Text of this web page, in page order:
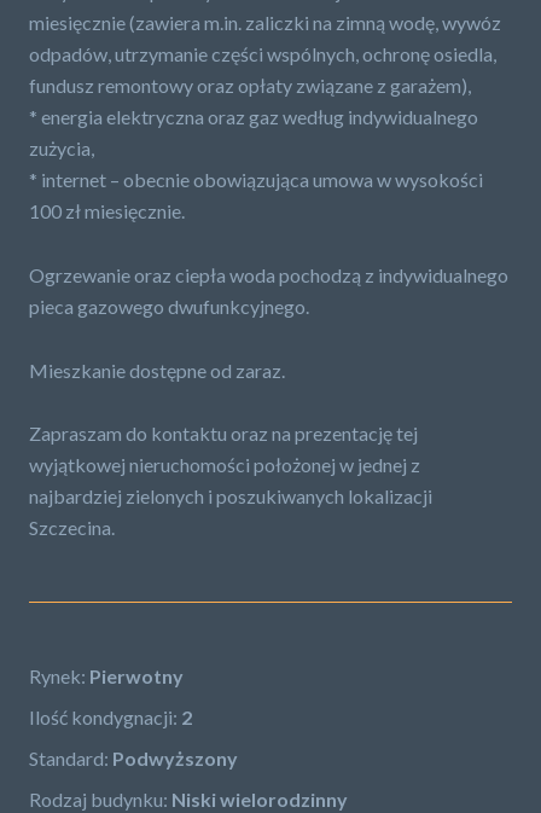
miesięcznie (zawiera m.in. zaliczki na zimną wodę, wywóz
odpadów, utrzymanie części wspólnych, ochronę osiedla,
fundusz remontowy oraz opłaty związane z garażem),
* energia elektryczna oraz gaz według indywidualnego
zużycia,
* internet – obecnie obowiązująca umowa w wysokości
100 zł miesięcznie.
Ogrzewanie oraz ciepła woda pochodzą z indywidualnego
pieca gazowego dwufunkcyjnego.
Mieszkanie dostępne od zaraz.
Zapraszam do kontaktu oraz na prezentację tej
wyjątkowej nieruchomości położonej w jednej z
najbardziej zielonych i poszukiwanych lokalizacji
Szczecina.
Rynek: Pierwotny
Ilość kondygnacji: 2
Standard: Podwyższony
Rodzaj budynku: Niski wielorodzinny